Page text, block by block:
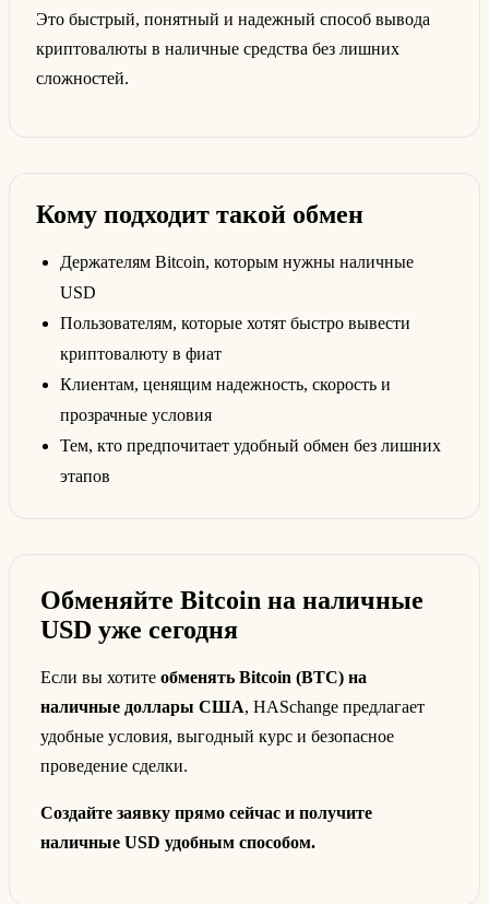
Это быстрый, понятный и надежный способ вывода
криптовалюты в наличные средства без лишних
сложностей.
Кому подходит такой обмен
Держателям Bitcoin, которым нужны наличные
USD
Пользователям, которые хотят быстро вывести
криптовалюту в фиат
Клиентам, ценящим надежность, скорость и
прозрачные условия
Тем, кто предпочитает удобный обмен без лишних
этапов
Обменяйте Bitcoin на наличные
USD уже сегодня
Если вы хотите обменять Bitcoin (BTC) на
наличные доллары США, HASchange предлагает
удобные условия, выгодный курс и безопасное
проведение сделки.
Создайте заявку прямо сейчас и получите
наличные USD удобным способом.